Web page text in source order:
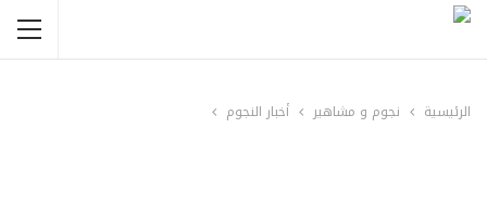
الرئيسية نجوم و مشاهير أخبار النجوم